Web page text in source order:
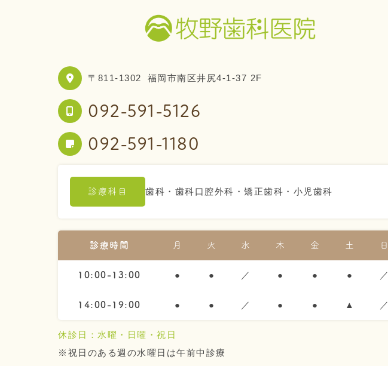
〒811-1302 福岡市南区井尻4-1-37 2F
092-591-5126
092-591-1180
診療科目 歯科・歯科口腔外科・矯正歯科・小児歯科
診療時間 月 火 水 木 金 土 日
10:00-13:00 ● ● ／ ● ● ● ／
14:00-19:00 ● ● ／ ● ● ▲ ／
休診日：水曜・日曜・祝日
※祝日のある週の水曜日は午前中診療